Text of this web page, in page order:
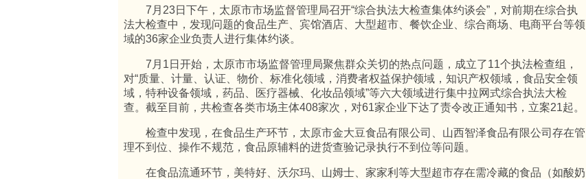
7月23日下午，太原市市场监督管理局召开“综合执法大检查集体约谈会”，对前期在综合执
法大检查中，发现问题的食品生产、宾馆酒店、大型超市、餐饮企业、综合商场、电商平台等领
域的36家企业负责人进行集体约谈。
7月1日开始，太原市市场监督管理局聚焦群众关切的热点问题，成立了11个执法检查组，
对“质量、计量、认证、物价、标准化领域，消费者权益保护领域，知识产权领域，食品安全领
域，特种设备领域，药品、医疗器械、化妆品领域”等六大领域进行集中拉网式综合执法大检
查。截至目前，共检查各类市场主体408家次，对61家企业下达了责令改正通知书，立案21起。
检查中发现，在食品生产环节，太原市金大豆食品有限公司、山西智泽食品有限公司存在管
理不到位、操作不规范，食品原辅料的进货查验记录执行不到位等问题。
在食品流通环节，美特好、沃尔玛、山姆士、家家利等大型超市存在需冷藏的食品（如酸奶